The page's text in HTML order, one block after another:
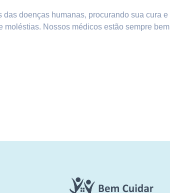
doenças humanas, procurando sua cura e
moléstias. Nossos médicos estão sempre bem